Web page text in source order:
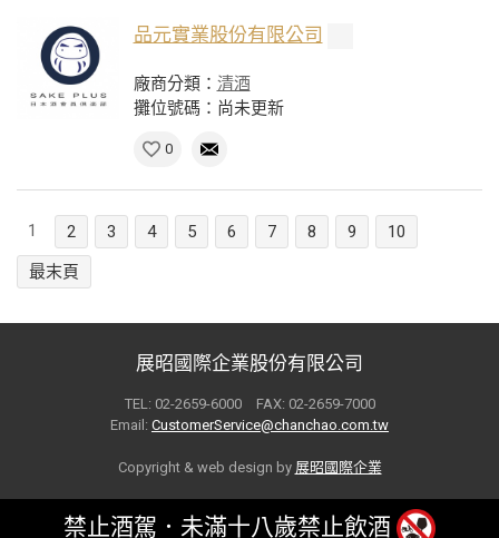
品元實業股份有限公司
廠商分類： 清酒
攤位號碼：尚未更新
0
1 2 3 4 5 6 7 8 9
10
最末頁
展昭國際企業股份有限公司
TEL: 02-2659-6000 FAX: 02-2659-7000
Email: CustomerService@chanchao.com.tw
Copyright & web design by 展昭國際企業
禁止酒駕．未滿十八歲禁止飲酒